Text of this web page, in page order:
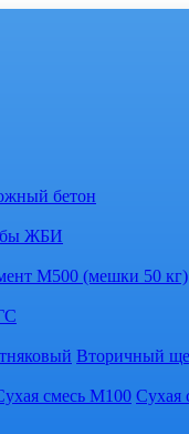
бетон
ЖБИ
М500 (мешки 50 кг)
Вторичный
смесь М100 Сухая